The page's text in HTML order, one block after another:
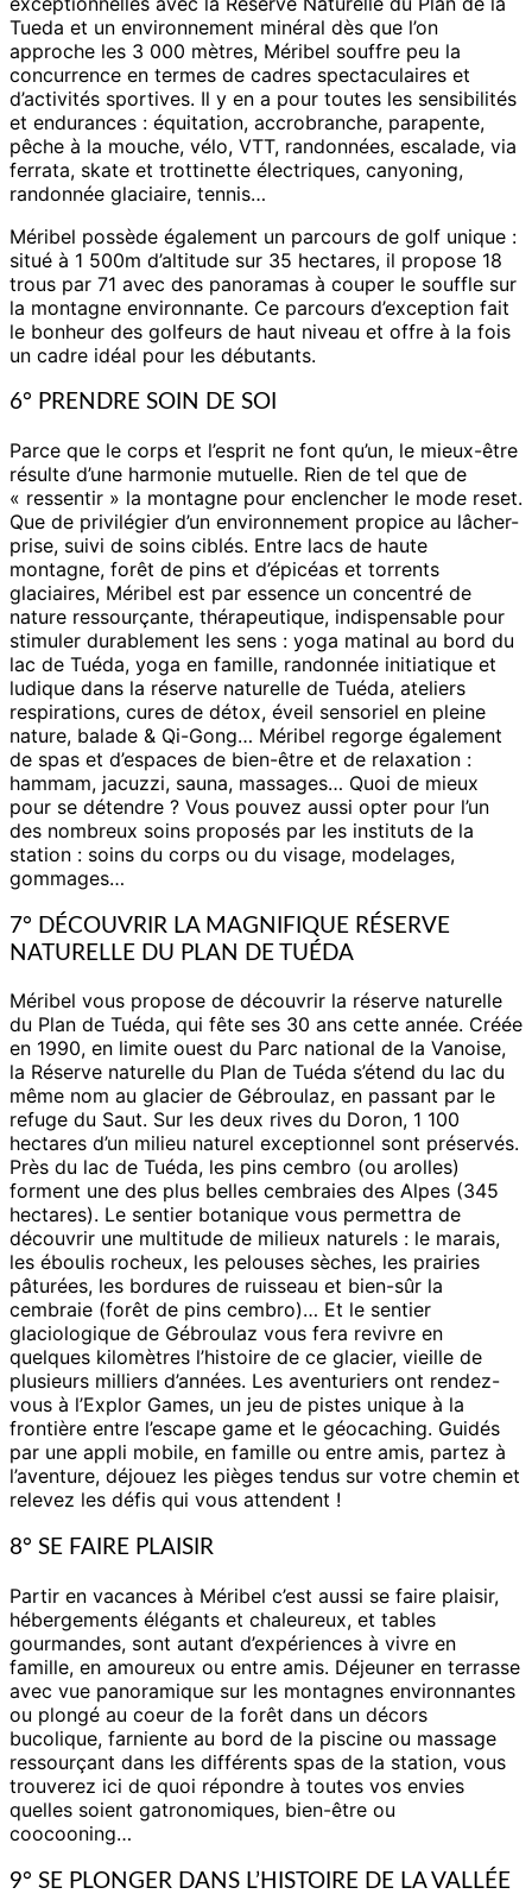
Tueda et un environnement minéral dès que l’on
approche les 3 000 mètres, Méribel souffre peu la
concurrence en termes de cadres spectaculaires et
d’activités sportives. Il y en a pour toutes les sensibilités
et endurances : équitation, accrobranche, parapente,
pêche à la mouche, vélo, VTT, randonnées, escalade, via
ferrata, skate et trottinette électriques, canyoning,
randonnée glaciaire, tennis…
Méribel possède également un parcours de golf unique :
situé à 1 500m d’altitude sur 35 hectares, il propose 18
trous par 71 avec des panoramas à couper le souffle sur
la montagne environnante. Ce parcours d’exception fait
le bonheur des golfeurs de haut niveau et offre à la fois
un cadre idéal pour les débutants.
6° PRENDRE SOIN DE SOI
Parce que le corps et l’esprit ne font qu’un, le mieux-être
résulte d’une harmonie mutuelle. Rien de tel que de
« ressentir » la montagne pour enclencher le mode reset.
Que de privilégier d’un environnement propice au lâcher-
prise, suivi de soins ciblés. Entre lacs de haute
montagne, forêt de pins et d’épicéas et torrents
glaciaires, Méribel est par essence un concentré de
nature ressourçante, thérapeutique, indispensable pour
stimuler durablement les sens : yoga matinal au bord du
lac de Tuéda, yoga en famille, randonnée initiatique et
ludique dans la réserve naturelle de Tuéda, ateliers
respirations, cures de détox, éveil sensoriel en pleine
nature, balade & Qi-Gong… Méribel regorge également
de spas et d’espaces de bien-être et de relaxation :
hammam, jacuzzi, sauna, massages… Quoi de mieux
pour se détendre ? Vous pouvez aussi opter pour l’un
des nombreux soins proposés par les instituts de la
station : soins du corps ou du visage, modelages,
gommages…
7° DÉCOUVRIR LA MAGNIFIQUE RÉSERVE
NATURELLE DU PLAN DE TUÉDA
Méribel vous propose de découvrir la réserve naturelle
du Plan de Tuéda, qui fête ses 30 ans cette année. Créée
en 1990, en limite ouest du Parc national de la Vanoise,
la Réserve naturelle du Plan de Tuéda s’étend du lac du
même nom au glacier de Gébroulaz, en passant par le
refuge du Saut. Sur les deux rives du Doron, 1 100
hectares d’un milieu naturel exceptionnel sont préservés.
Près du lac de Tuéda, les pins cembro (ou arolles)
forment une des plus belles cembraies des Alpes (345
hectares). Le sentier botanique vous permettra de
découvrir une multitude de milieux naturels : le marais,
les éboulis rocheux, les pelouses sèches, les prairies
pâturées, les bordures de ruisseau et bien-sûr la
cembraie (forêt de pins cembro)… Et le sentier
glaciologique de Gébroulaz vous fera revivre en
quelques kilomètres l’histoire de ce glacier, vieille de
plusieurs milliers d’années. Les aventuriers ont rendez-
vous à l’Explor Games, un jeu de pistes unique à la
frontière entre l’escape game et le géocaching. Guidés
par une appli mobile, en famille ou entre amis, partez à
l’aventure, déjouez les pièges tendus sur votre chemin et
relevez les défis qui vous attendent !
8° SE FAIRE PLAISIR
Partir en vacances à Méribel c’est aussi se faire plaisir,
hébergements élégants et chaleureux, et tables
gourmandes, sont autant d’expériences à vivre en
famille, en amoureux ou entre amis. Déjeuner en terrasse
avec vue panoramique sur les montagnes environnantes
ou plongé au coeur de la forêt dans un décors
bucolique, farniente au bord de la piscine ou massage
ressourçant dans les différents spas de la station, vous
trouverez ici de quoi répondre à toutes vos envies
quelles soient gatronomiques, bien-être ou
coocooning…
9° SE PLONGER DANS L’HISTOIRE DE LA VALLÉE